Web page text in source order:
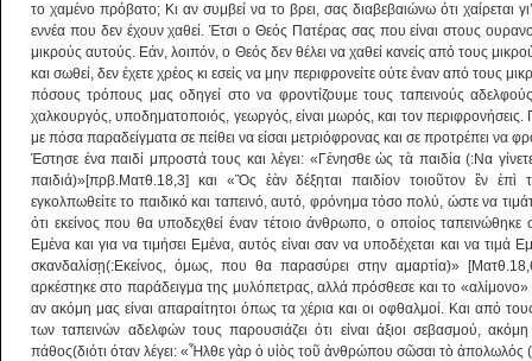
το χαμένο πρόβατο; Κι αν συμβεί να το βρει, σας διαβεβαιώνω ότι χαίρεται
εννέα που δεν έχουν χαθεί. Έτσι ο Θεός Πατέρας σας που είναι στους
μικρούς αυτούς. Εάν, λοιπόν, ο Θεός δεν θέλει να χαθεί κανείς από τους
και σωθεί, δεν έχετε χρέος κι εσείς να μην περιφρονείτε ούτε έναν από τους
πόσους τρόπους μας οδηγεί στο να φροντίζουμε τους ταπεινούς
χαλκουργός, υποδηματοποιός, γεωργός, είναι μωρός, και τον περιφρονήσεις.
με πόσα παραδείγματα σε πείθει να είσαι μετριόφρονας και σε προτρέπει να
Έστησε ένα παιδί μπροστά τους και λέγει: «Γένησθε ὡς τὰ παιδία (:Να
παιδιά)»[πρβ.Ματθ.18,3] και «Ὃς ἐὰν δέξηται παιδίον τοιοῦτον ἓν ἐπὶ
εγκολπωθείτε το παιδικό και ταπεινό, αυτό, φρόνημα τόσο πολύ, ώστε να
ότι εκείνος που θα υποδεχθεί έναν τέτοιο άνθρωπο, ο οποίος ταπεινώθηκε
Εμένα και για να τιμήσει Εμένα, αυτός είναι σαν να υποδέχεται και να τιμά
σκανδαλίσῃ(:Εκείνος, όμως, που θα παρασύρει στην αμαρτία)»
αρκέστηκε στο παράδειγμα της μυλόπετρας, αλλά πρόσθεσε και το
αν ακόμη μας είναι απαραίτητοι όπως τα χέρια και οι οφθαλμοί. Και από
των ταπεινών αδελφών τους παρουσιάζει ότι είναι άξιοι σεβασμού,
πάθος(διότι όταν λέγει: «Ἦλθε γὰρ ὁ υἱὸς τοῦ ἀνθρώπου σῶσαι τὸ ἀπολωλός